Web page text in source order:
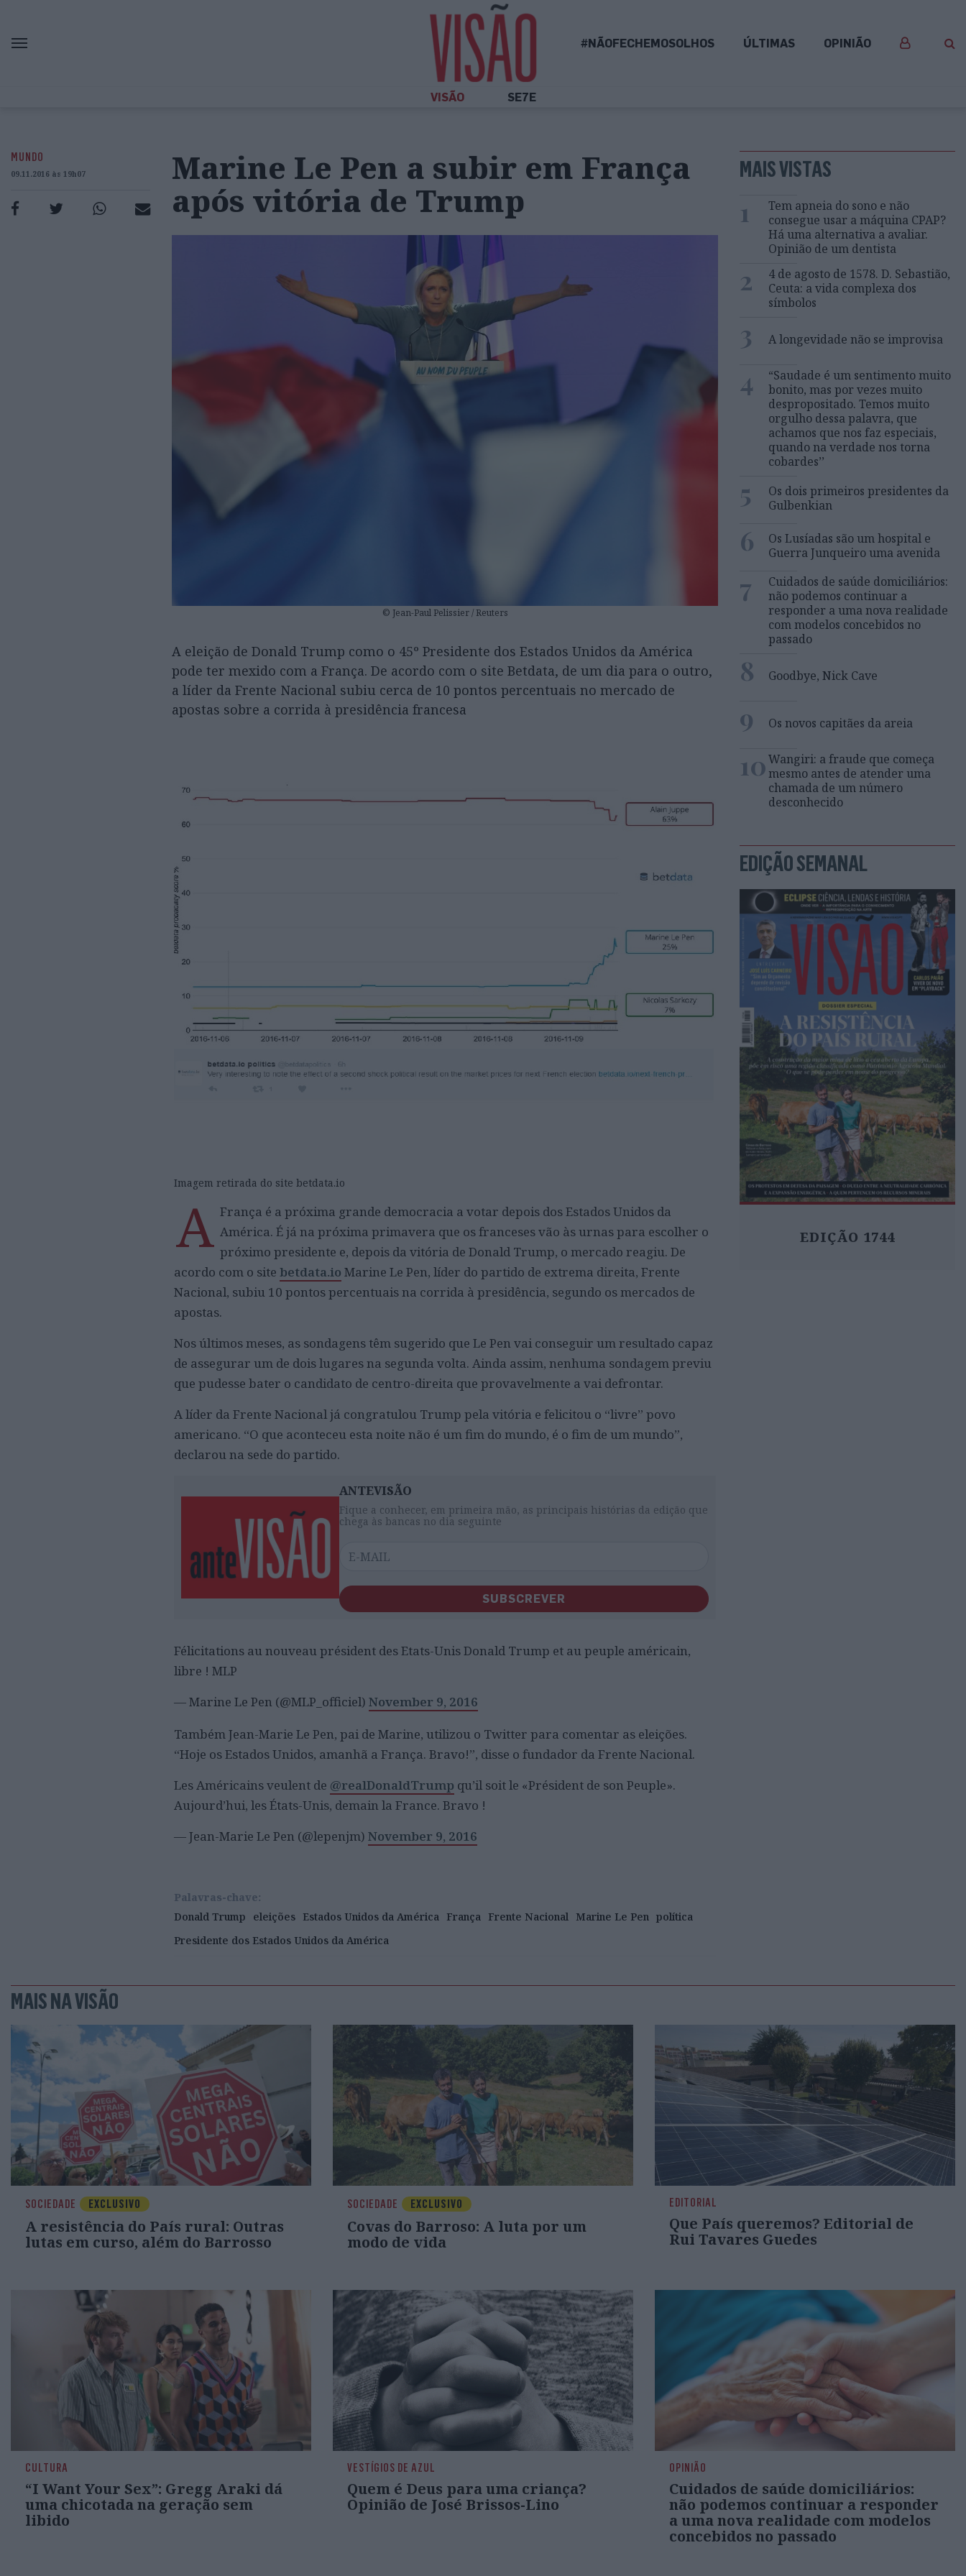
#NÃOFECHEMOSOLHOS ÚLTIMAS OPINIÃO
VISÃO SE7E
MUNDO
09.11.2016 às 19h07
Marine Le Pen a subir em França
após vitória de Trump
© Jean-Paul Pelissier / Reuters
A eleição de Donald Trump como o 45º Presidente dos Estados Unidos da América
pode ter mexido com a França. De acordo com o site Betdata, de um dia para o outro,
a líder da Frente Nacional subiu cerca de 10 pontos percentuais no mercado de
apostas sobre a corrida à presidência francesa
Imagem retirada do site betdata.io
A França é a próxima grande democracia a votar depois dos Estados Unidos da
América. É já na próxima primavera que os franceses vão às urnas para escolher o
próximo presidente e, depois da vitória de Donald Trump, o mercado reagiu. De
acordo com o site betdata.io Marine Le Pen, líder do partido de extrema direita, Frente
Nacional, subiu 10 pontos percentuais na corrida à presidência, segundo os mercados de
apostas.
Nos últimos meses, as sondagens têm sugerido que Le Pen vai conseguir um resultado capaz
de assegurar um de dois lugares na segunda volta. Ainda assim, nenhuma sondagem previu
que pudesse bater o candidato de centro-direita que provavelmente a vai defrontar.
A líder da Frente Nacional já congratulou Trump pela vitória e felicitou o “livre” povo
americano. “O que aconteceu esta noite não é um fim do mundo, é o fim de um mundo”,
declarou na sede do partido.
ANTEVISÃO
Fique a conhecer, em primeira mão, as principais histórias da edição que
chega às bancas no dia seguinte
SUBSCREVER
Félicitations au nouveau président des Etats-Unis Donald Trump et au peuple américain,
libre ! MLP
— Marine Le Pen (@MLP_officiel) November 9, 2016
Também Jean-Marie Le Pen, pai de Marine, utilizou o Twitter para comentar as eleições.
“Hoje os Estados Unidos, amanhã a França. Bravo!”, disse o fundador da Frente Nacional.
Les Américains veulent de @realDonaldTrump qu’il soit le «Président de son Peuple».
Aujourd’hui, les États-Unis, demain la France. Bravo !
— Jean-Marie Le Pen (@lepenjm) November 9, 2016
Palavras-chave:
Donald Trump
eleições Estados Unidos da América França Frente Nacional Marine Le Pen política
Presidente dos Estados Unidos da América
MAIS VISTAS
1
Tem apneia do sono e não
consegue usar a máquina CPAP?
Há uma alternativa a avaliar.
Opinião de um dentista
2
4 de agosto de 1578. D. Sebastião,
Ceuta: a vida complexa dos
símbolos
3 A longevidade não se improvisa
4
“Saudade é um sentimento muito
bonito, mas por vezes muito
despropositado. Temos muito
orgulho dessa palavra, que
achamos que nos faz especiais,
quando na verdade nos torna
cobardes’’
5
Os dois primeiros presidentes da
Gulbenkian
6
Os Lusíadas são um hospital e
Guerra Junqueiro uma avenida
7
Cuidados de saúde domiciliários:
não podemos continuar a
responder a uma nova realidade
com modelos concebidos no
passado
8 Goodbye, Nick Cave
9 Os novos capitães da areia
10Wangiri: a fraude que começa
mesmo antes de atender uma
chamada de um número
desconhecido
EDIÇÃO SEMANAL
EDIÇÃO 1744
MAIS NA VISÃO
SOCIEDADE EXCLUSIVO
A resistência do País rural: Outras
lutas em curso, além do Barrosso
SOCIEDADE EXCLUSIVO
Covas do Barroso: A luta por um
modo de vida
EDITORIAL
Que País queremos? Editorial de
Rui Tavares Guedes
CULTURA
“I Want Your Sex”: Gregg Araki dá
uma chicotada na geração sem
libido
VESTÍGIOS DE AZUL
Quem é Deus para uma criança?
Opinião de José Brissos-Lino
OPINIÃO
Cuidados de saúde domiciliários:
não podemos continuar a responder
a uma nova realidade com modelos
concebidos no passado